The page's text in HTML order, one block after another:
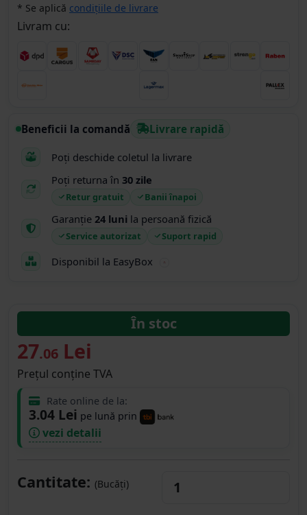
* Se aplică condițiile de livrare
Livram cu:
Beneficii la comandă Livrare rapidă
Poți deschide coletul la livrare
Poți returna în 30 zile
Retur gratuit Banii înapoi
Garanție 24 luni la persoană fizică
Service autorizat Suport rapid
Disponibil la EasyBox
În stoc
27.06 Lei
Prețul conține TVA
Rate online de la:
3.04 Lei pe lună prin
vezi detalii
Cantitate: (Bucăți)